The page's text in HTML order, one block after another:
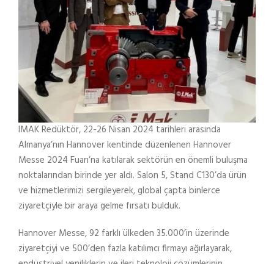
IMAK Redüktör, 22-26 Nisan 2024 tarihleri arasında
Almanya’nın Hannover kentinde düzenlenen Hannover
Messe 2024 Fuarı’na katılarak sektörün en önemli buluşma
noktalarından birinde yer aldı. Salon 5, Stand C130’da ürün
ve hizmetlerimizi sergileyerek, global çapta binlerce
ziyaretçiyle bir araya gelme fırsatı bulduk.
Hannover Messe, 92 farklı ülkeden 35.000’in üzerinde
ziyaretçiyi ve 500’den fazla katılımcı firmayı ağırlayarak,